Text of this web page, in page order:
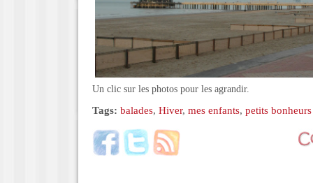
Un clic sur les photos pour les agrandir.
Tags: balades, Hiver, mes enfants, petits bonheurs